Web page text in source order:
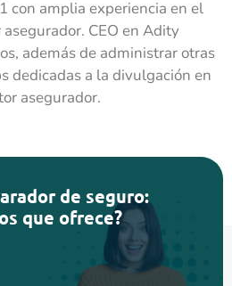
con amplia experiencia en el
asegurador. CEO en Adity
además de administrar otras
dedicadas a la divulgación en
asegurador.
de seguro:
que ofrece?